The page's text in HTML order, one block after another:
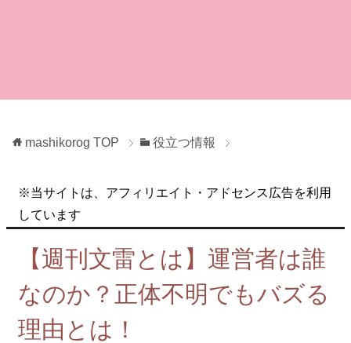
mashikorog TOP 役立つ情報
※当サイトは、アフィリエイト・アドセンス広告を利用
しています
【週刊文雷とは】運営者は誰
なのか？正体不明でもバズる
理由とは！